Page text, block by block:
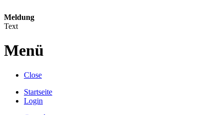
Meldung
Text
Menü
Close
Startseite
Login